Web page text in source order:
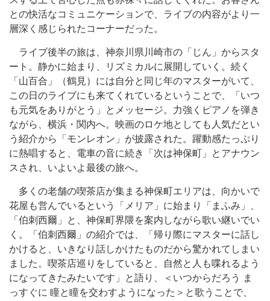
との快活なコミュニケーションで、ライブの内容がより一
層深く感じられたコーナーだった。
ライブ後半の旅は、神奈川県川崎市の「じん」からスタ
ート。静かに始まり、リズミカルに展開していく。続く
「山百合」（鶴見）には自分と同じ年のマスターがいて、
この日のライブにも来てくれているということで、「いつ
も元気をありがとう」とメッセージ。力強くピアノを弾き
ながら、横浜・関内へ。映画のロケ地としても人気だとい
う紹介から「モンレオン」が披露された。躍動感たっぷり
に熱唱すると、電車の音に続き「次は神保町」とアナウン
スされ、いよいよ最後の旅へ。
多くの老舗の喫茶店が集まる神保町エリアは、向かいで
花屋も営んでいるという「メリア」に始まり「まふみ」、
「伯刺西爾」と、神保町界隈を案内しながら歌い継いでい
く。「伯刺西爾」の紹介では、「帰り際にマスターに話し
かけると、いきなり話しかけたものだから驚かれてしまい
ました。喫茶店巡りをしていると、自然と人も喋れるよう
になってきたみたいです」と語り、＜いつからだろう ま
っすぐに 瞳と瞳を交わすようになった＞と歌うことで、